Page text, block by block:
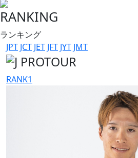
RANKING
ランキング
JPT JCT JET JFT JYT JMT
RANK1